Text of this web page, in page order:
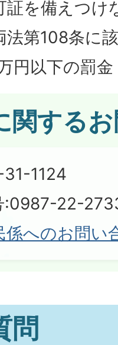
証を備えつけ
法第108条に
円以下の罰金
関する
1124
:0987-22-
係へのお問い
問